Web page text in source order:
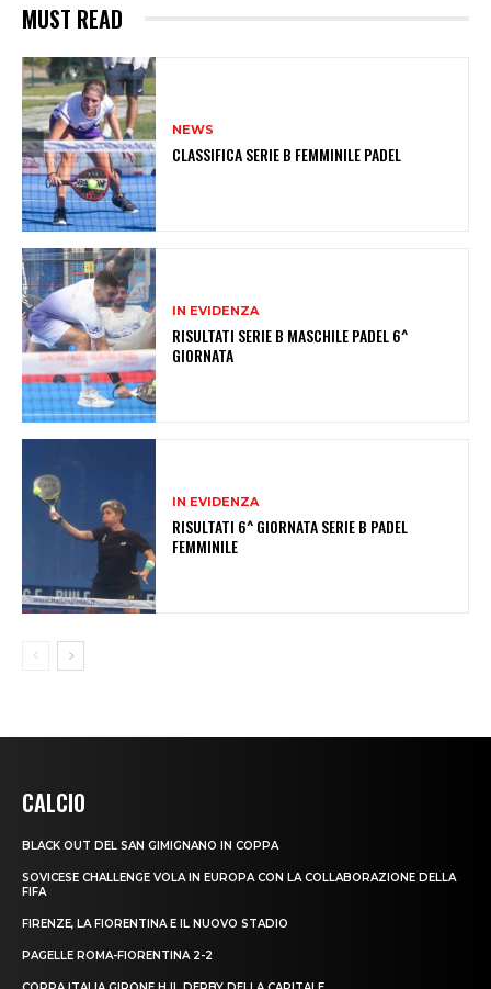
MUST READ
NEWS
CLASSIFICA SERIE B FEMMINILE PADEL
IN EVIDENZA
RISULTATI SERIE B MASCHILE PADEL 6^
GIORNATA
IN EVIDENZA
RISULTATI 6^ GIORNATA SERIE B PADEL
FEMMINILE
CALCIO
BLACK OUT DEL SAN GIMIGNANO IN COPPA
SOVICESE CHALLENGE VOLA IN EUROPA CON LA COLLABORAZIONE DELLA
FIFA
FIRENZE, LA FIORENTINA E IL NUOVO STADIO
PAGELLE ROMA-FIORENTINA 2-2